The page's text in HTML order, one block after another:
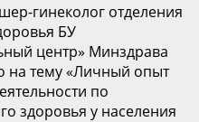
гинеколог отделения
БУ
центр» Минздрава
на тему «Личный опыт
по
здоровья у населения